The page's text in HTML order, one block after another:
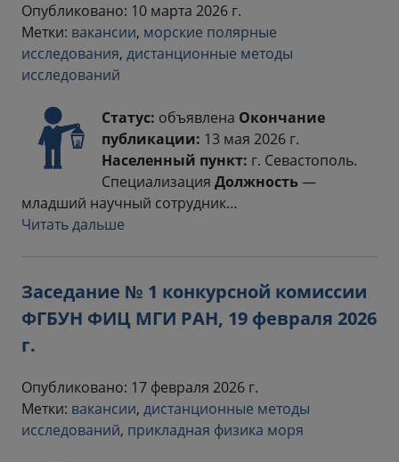
Опубликовано: 10 марта 2026 г.
Метки: вакансии, морские полярные
исследования, дистанционные методы
исследований
Статус: объявлена Окончание
публикации: 13 мая 2026 г.
Населенный пункт: г. Севастополь.
Специализация Должность —
младший научный сотрудник…
Читать дальше
Заседание № 1 конкурсной комиссии
ФГБУН ФИЦ МГИ РАН, 19 февраля 2026
г.
Опубликовано: 17 февраля 2026 г.
Метки: вакансии, дистанционные методы
исследований, прикладная физика моря